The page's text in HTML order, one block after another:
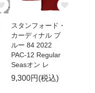
スタンフォード・
カーディナル ブ
ルー 84 2022
PAC-12 Regular
Seasオン レ
9,300円(税込)